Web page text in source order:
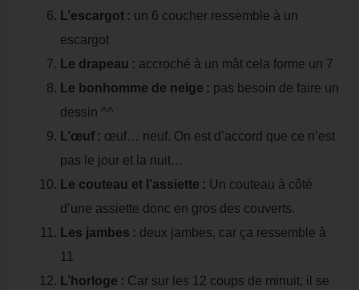
L’escargot : un 6 coucher ressemble à un
escargot
Le drapeau : accroché à un mât cela forme un 7
Le bonhomme de neige : pas besoin de faire un
dessin ^^
L’œuf : œuf… neuf. On est d’accord que ce n’est
pas le jour et la nuit…
Le couteau et l’assiette : Un couteau à côté
d’une assiette donc en gros des couverts.
Les jambes : deux jambes, car ça ressemble à
11
L’horloge : Car sur les 12 coups de minuit, il se